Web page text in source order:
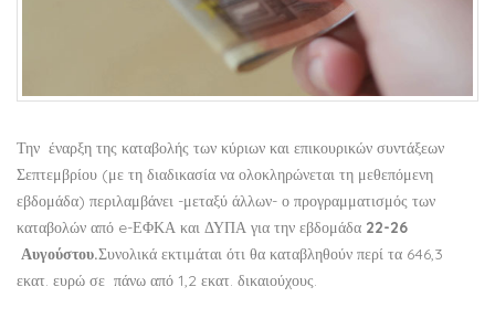
Την έναρξη της καταβολής των κύριων και επικουρικών συντάξεων
Σεπτεμβρίου (με τη διαδικασία να ολοκληρώνεται τη μεθεπόμενη
εβδομάδα) περιλαμβάνει -μεταξύ άλλων- ο προγραμματισμός των
καταβολών από e-ΕΦΚΑ και ΔΥΠΑ για την εβδομάδα 22-26
Αυγούστου.Συνολικά εκτιμάται ότι θα καταβληθούν περί τα 646,3
εκατ. ευρώ σε πάνω από 1,2 εκατ. δικαιούχους.